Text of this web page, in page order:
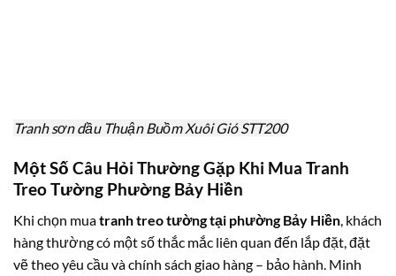
Tranh sơn dầu Thuận Buồm Xuôi Gió STT200
Một Số Câu Hỏi Thường Gặp Khi Mua Tranh
Treo Tường Phường Bảy Hiền
Khi chọn muatranh treo tường tại phường Bảy Hiền , khách
hàng thường có một số thắc mắc liên quan đến lắp đặt, đặt
vẽ theo yêu cầu và chính sách giao hàng – bảo hành. Minh